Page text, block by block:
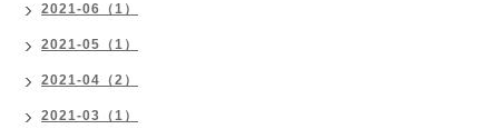
2021-06（1）
2021-05（1）
2021-04（2）
2021-03（1）